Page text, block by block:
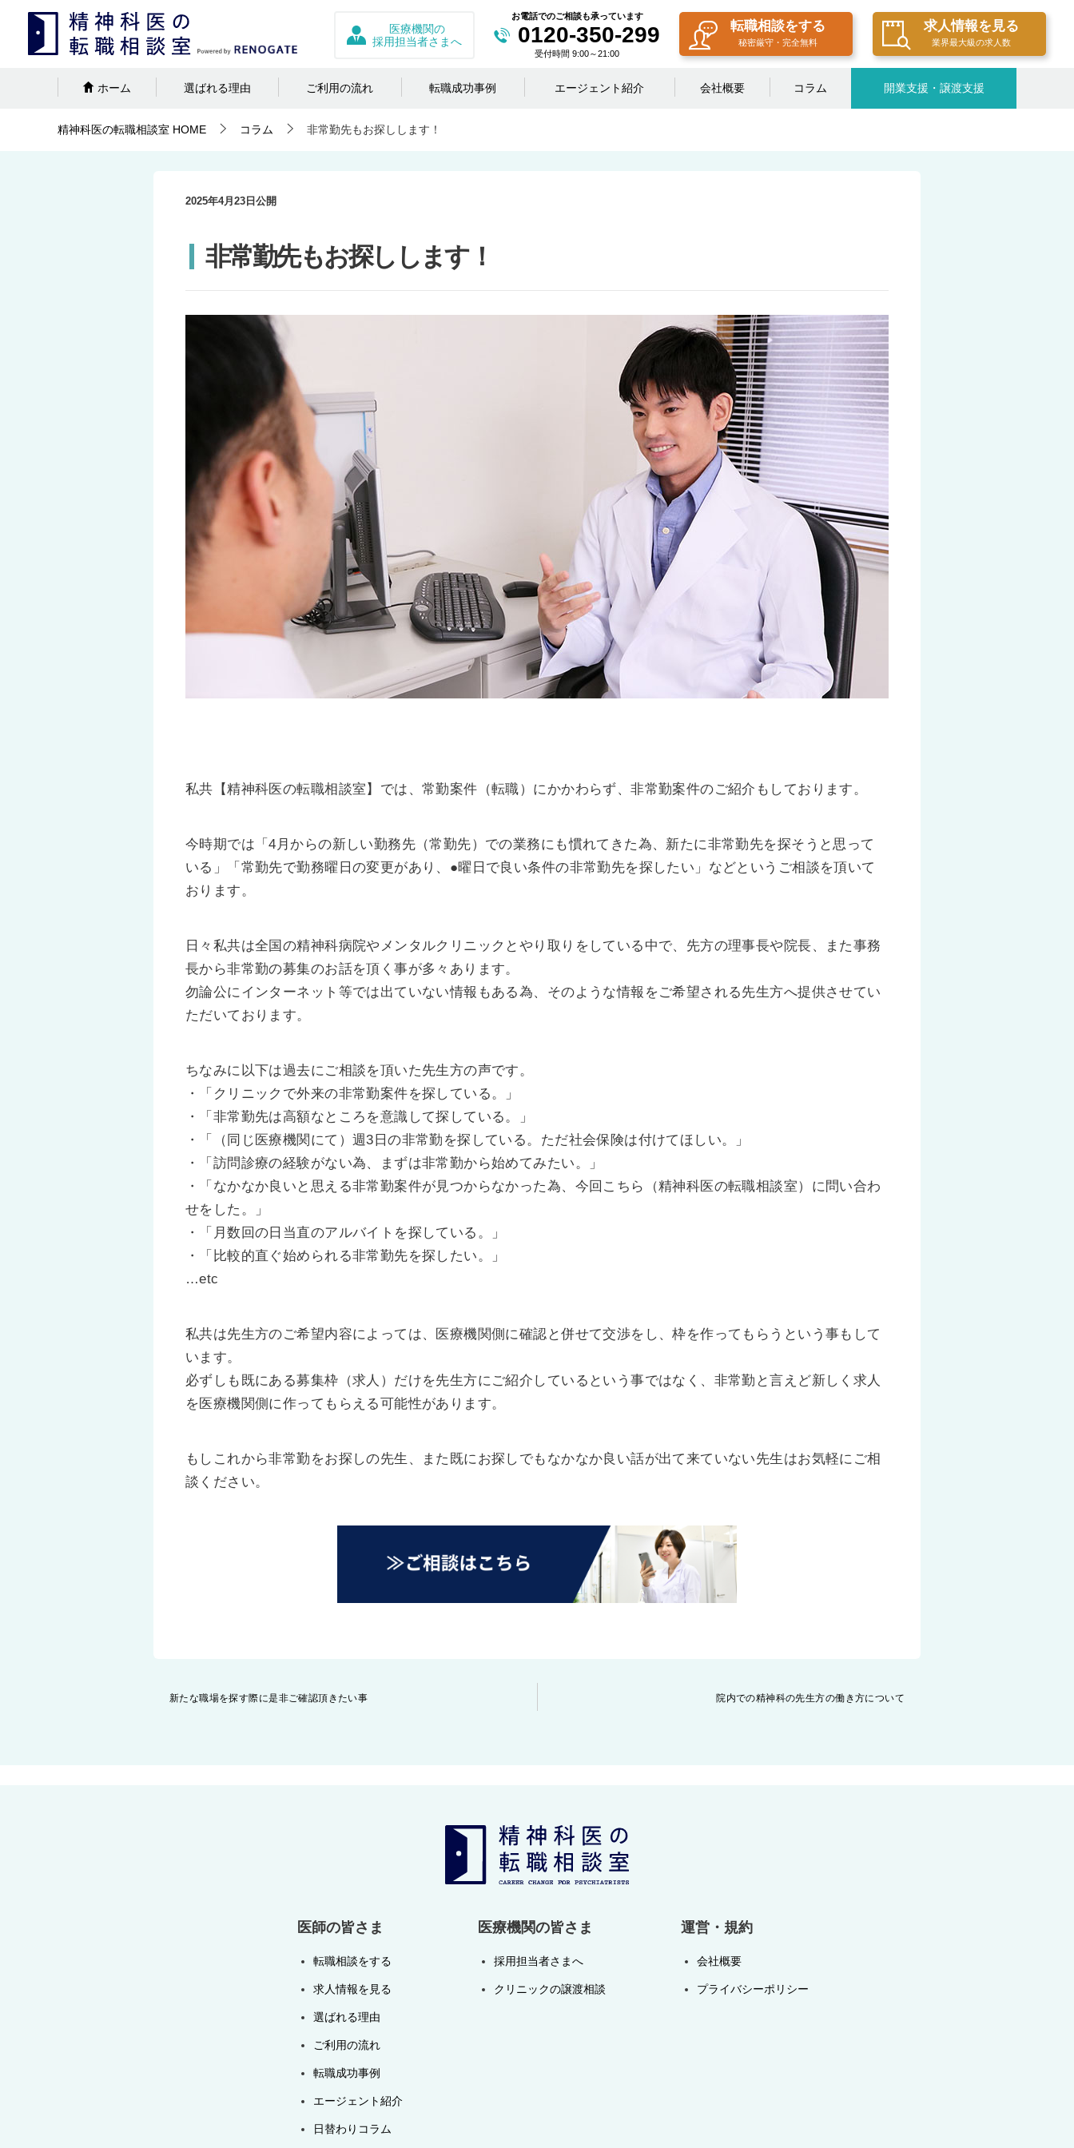
転職相談をする
秘密厳守・完全無料
求人情報を見る
業界最大級の求人数
お電話でのご相談も承っています
0120-350-299
受付時間 9:00～21:00
医療機関の
採用担当者さまへ
ホーム 選ばれる理由 ご利用の流れ 転職成功事例 エージェント紹介 会社概要 コラム 開業支援・譲渡支援
精神科医の転職相談室 HOME コラム 非常勤先もお探しします！
2025年4月23日 公開
非常勤先もお探しします！
私共【精神科医の転職相談室】では、常勤案件（転職）にかかわらず、非常勤案件のご紹介もしております。
今時期では「4月からの新しい勤務先（常勤先）での業務にも慣れてきた為、新たに非常勤先を探そうと思って
いる」「常勤先で勤務曜日の変更があり、●曜日で良い条件の非常勤先を探したい」などというご相談を頂いて
おります。
日々私共は全国の精神科病院やメンタルクリニックとやり取りをしている中で、先方の理事長や院長、また事務
長から非常勤の募集のお話を頂く事が多々あります。
勿論公にインターネット等では出ていない情報もある為、そのような情報をご希望される先生方へ提供させてい
ただいております。
ちなみに以下は過去にご相談を頂いた先生方の声です。
・「クリニックで外来の非常勤案件を探している。」
・「非常勤先は高額なところを意識して探している。」
・「（同じ医療機関にて）週3日の非常勤を探している。ただ社会保険は付けてほしい。」
・「訪問診療の経験がない為、まずは非常勤から始めてみたい。」
・「なかなか良いと思える非常勤案件が見つからなかった為、今回こちら（精神科医の転職相談室）に問い合わ
せをした。」
・「月数回の日当直のアルバイトを探している。」
・「比較的直ぐ始められる非常勤先を探したい。」
…etc
私共は先生方のご希望内容によっては、医療機関側に確認と併せて交渉をし、枠を作ってもらうという事もして
います。
必ずしも既にある募集枠（求人）だけを先生方にご紹介しているという事ではなく、非常勤と言えど新しく求人
を医療機関側に作ってもらえる可能性があります。
もしこれから非常勤をお探しの先生、また既にお探しでもなかなか良い話が出て来ていない先生はお気軽にご相
談ください。
投新たな職場を探す際に是非ご確認頂きたい事 院内での精神科の先生方の働き方について
医師の皆さま
転職相談をする
求人情報を見る
選ばれる理由
ご利用の流れ
転職成功事例
エージェント紹介
日替わりコラム
医療機関の皆さま
採用担当者さまへ
クリニックの譲渡相談
運営・規約
会社概要
プライバシーポリシー